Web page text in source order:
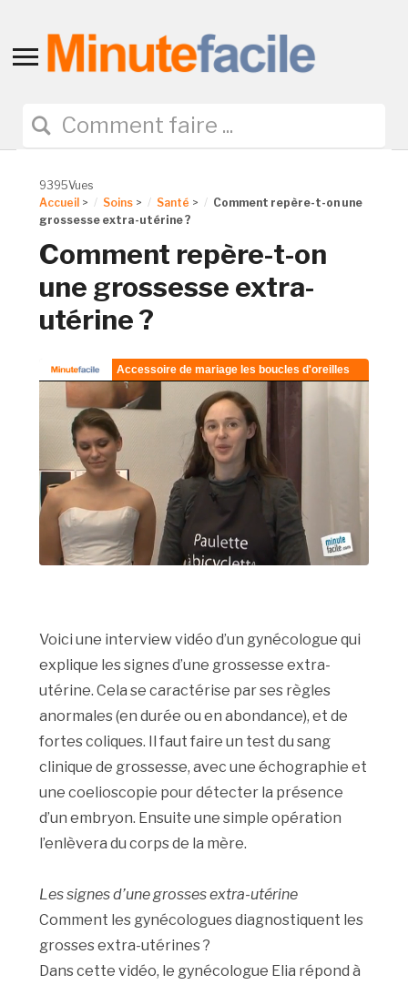
Toggle
navigation
9395Vues
Accueil > Soins > Santé >
Comment repère-t-on une
grossesse extra-utérine ?
Comment repère-t-on
une grossesse extra-
utérine ?
Voici une interview vidéo d’un gynécologue qui
explique les signes d’une grossesse extra-
utérine. Cela se caractérise par ses règles
anormales (en durée ou en abondance), et de
fortes coliques. Il faut faire un test du sang
clinique de grossesse, avec une échographie et
une coelioscopie pour détecter la présence
d’un embryon. Ensuite une simple opération
l’enlèvera du corps de la mère.
Les signes d’une grosses extra-utérine
Comment les gynécologues diagnostiquent les
grosses extra-utérines ?
Dans cette vidéo, le gynécologue Elia répond à